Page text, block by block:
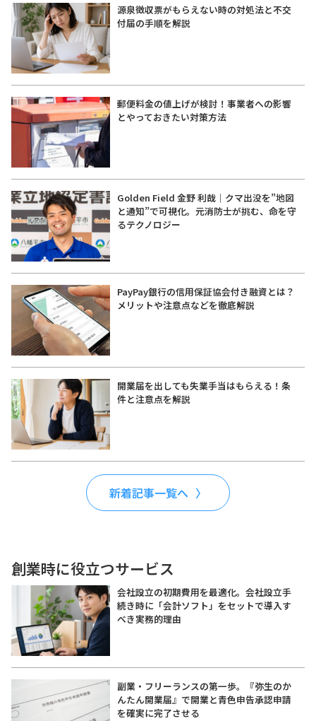
源泉徴収票がもらえない時の対処法と不交
付届の手順を解説
郵便料金の値上げが検討！事業者への影響
とやっておきたい対策方法
Golden Field 金野 利哉｜クマ出没を”地図
と通知”で可視化。元消防士が挑む、命を守
るテクノロジー
PayPay銀行の信用保証協会付き融資とは？
メリットや注意点などを徹底解説
開業届を出しても失業手当はもらえる！条
件と注意点を解説
新着記事一覧へ
創業時に役立つサービス
会社設立の初期費用を最適化。会社設立手
続き時に「会計ソフト」をセットで導入す
べき実務的理由
副業・フリーランスの第一歩。『弥生のか
んたん開業届』で開業と青色申告承認申請
を確実に完了させる